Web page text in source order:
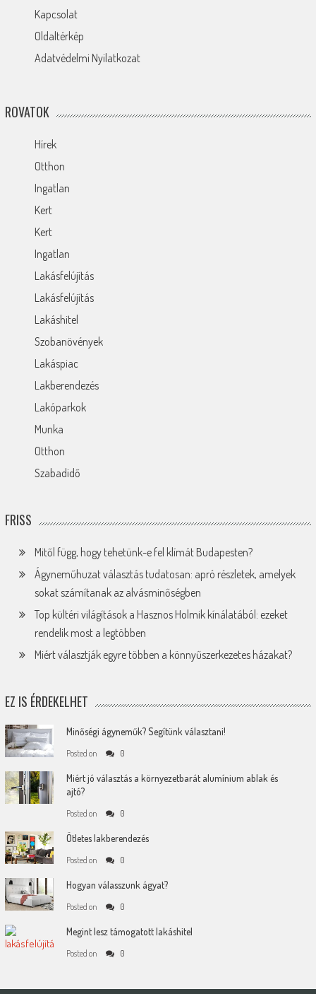
Kapcsolat
Oldaltérkép
Adatvédelmi Nyilatkozat
ROVATOK
Hírek
Otthon
Ingatlan
Kert
Kert
Ingatlan
Lakásfelújítás
Lakásfelújítás
Lakáshitel
Szobanövények
Lakáspiac
Lakberendezés
Lakóparkok
Munka
Otthon
Szabadidő
FRISS
Mitől függ, hogy tehetünk-e fel klímát Budapesten?
Ágyneműhuzat választás tudatosan: apró részletek, amelyek
sokat számítanak az alvásminőségben
Top kültéri világítások a Hasznos Holmik kínálatából: ezeket
rendelik most a legtöbben
Miért választják egyre többen a könnyűszerkezetes házakat?
EZ IS ÉRDEKELHET
Minőségi ágyneműk? Segítünk választani!
Posted on 0
Miért jó választás a környezetbarát alumínium ablak és
ajtó?
Posted on 0
Ötletes lakberendezés
Posted on 0
Hogyan válasszunk ágyat?
Posted on 0
Megint lesz támogatott lakáshitel
Posted on 0